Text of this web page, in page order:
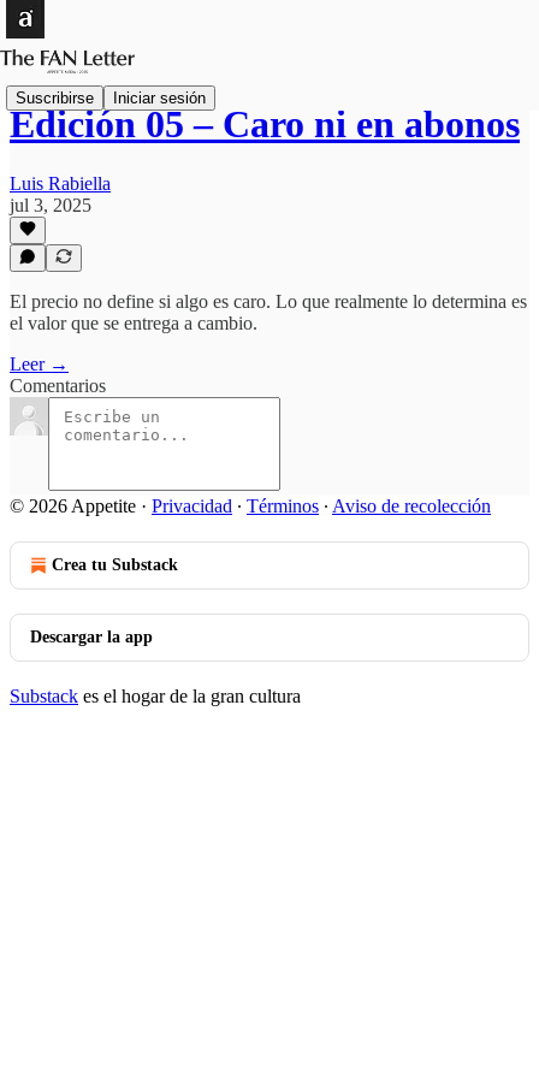
Suscribirse Iniciar sesión
Edición 05 – Caro ni en abonos
Luis Rabiella
jul 3, 2025
El precio no define si algo es caro. Lo que realmente lo determina es
el valor que se entrega a cambio.
Leer →
Comentarios
© 2026 Appetite · Privacidad ∙ Términos ∙ Aviso de recolección
Crea tu Substack
Descargar la app
Substack es el hogar de la gran cultura